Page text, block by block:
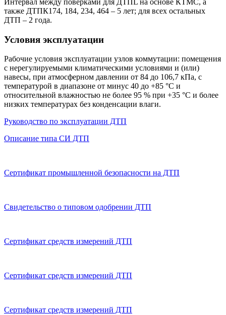
также ДТПК174, 184, 234, 464 – 5 лет; для всех остальных
ДТП – 2 года.
Условия эксплуатации
Рабочие условия эксплуатации узлов коммутации: помещения
с нерегулируемыми климатическими условиями и (или)
навесы, при атмосферном давлении от 84 до 106,7 кПа, с
температурой в диапазоне от минус 40 до +85 °С и
относительной влажностью не более 95 % при +35 °С и более
низких температурах без конденсации влаги.
Руководство по эксплуатации ДТП
Описание типа СИ ДТП
Сертификат промышленной безопасности на ДТП
Свидетельство о типовом одобрении ДТП
Сертификат средств измерений ДТП
Сертификат средств измерений ДТП
Сертификат средств измерений ДТП